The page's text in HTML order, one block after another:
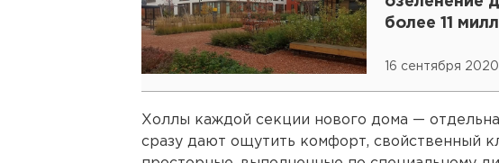
более 11
16 сентября
Холлы каждой секции нового дома —
сразу дают ощутить комфорт, свойственный